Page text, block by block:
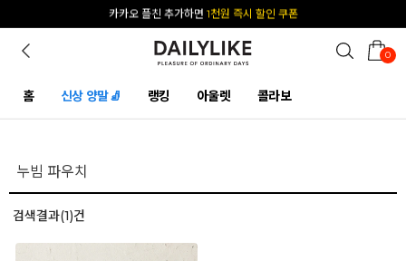
카카오 플친 추가하면 1천원 즉시 할인 쿠폰
0
홈 신상 양말🧦 랭킹 아울렛 콜라보
검색결과(1)건